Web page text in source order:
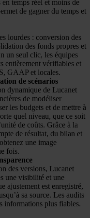
temps réel et moins de
de gagner du temps et
lourdes : conversion des
des fonds propres et
un seul clic, les équipes
entièrement vérifiables et
GAAP et locales.
de scénarios
dynamique de Lucanet
de modéliser
les budgets et de mettre à
quel niveau, que ce soit
de coûts. Grâce à la
de résultat, du bilan et
une image
fois.
des versions, Lucanet
une visibilité et une
ajustement est enregistré,
sa source. Les audits
informations plus fiables.